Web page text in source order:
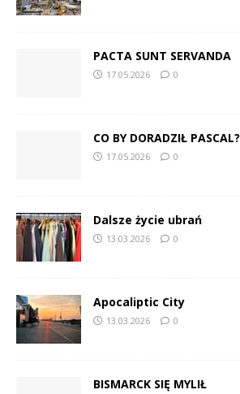
PACTA SUNT SERVANDA
17.05.2026 0
CO BY DORADZIŁ PASCAL?
17.05.2026 0
Dalsze życie ubrań
13.03.2026 0
Apocaliptic City
13.03.2026 0
BISMARCK SIĘ MYLIŁ